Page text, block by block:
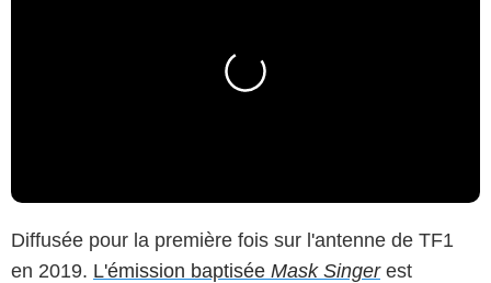
Diffusée pour la première fois sur l'antenne de TF1
en 2019. L'émission baptisée Mask Singerest